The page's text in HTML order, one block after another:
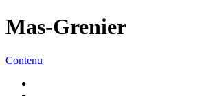
Mas-Grenier
Contenu